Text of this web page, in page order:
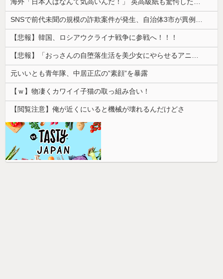
海外「日本人はなんて気高いんだ！」 英高級紙も驚愕した極限の中の日本人の姿に世界が衝撃
SNSで前代未聞の規模の詐欺案件が発生、自治体3市が異例の声明を発表して事実関係を全否定
【悲報】韓国、ロシアウクライナ戦争に参戦へ！！！
【悲報】「おっさんの自堕落生活を美少女にやらせるアニメ」、増えすぎてフェミにバレるｗｗｗｗ
元いいとも青年隊、中居正広の”素顔”を暴露
【ｗ】物凄くカワイイ子猫の取っ組み合い！
【閲覧注意】俺が近くにいると機械が壊れるんだけどさ